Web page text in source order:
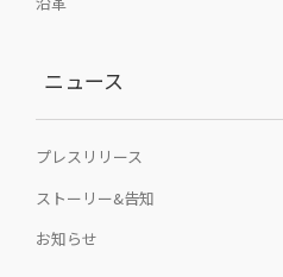
ニュース
プレスリリース
ストーリー&告知
お知らせ